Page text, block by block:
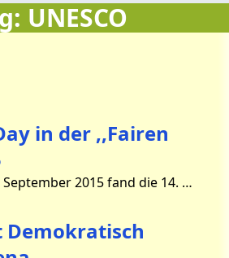
UNESCO
in der ,,Fairen
Vom 11. bis zum 25. September 2015 fand die 14. Faire Woche statt. Dort dreht sich alles um den Fairen Handel. Von fairen Flashmobs über faire Frühstücke und Kochshows, Ausste
Demokratisch